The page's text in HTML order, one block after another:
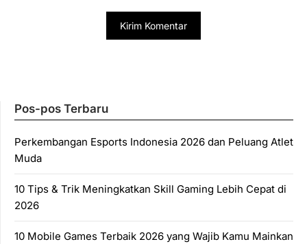
Pos-pos Terbaru
Perkembangan Esports Indonesia 2026 dan Peluang Atlet
Muda
10 Tips & Trik Meningkatkan Skill Gaming Lebih Cepat di
2026
10 Mobile Games Terbaik 2026 yang Wajib Kamu Mainkan